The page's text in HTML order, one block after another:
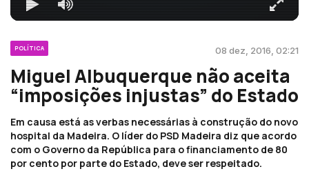
POLÍTICA 08 dez, 2016, 02:21
Miguel Albuquerque não aceita
“imposições injustas” do Estado
Em causa está as verbas necessárias à construção do novo
hospital da Madeira. O líder do PSD Madeira diz que acordo
com o Governo da República para o financiamento de 80
por cento por parte do Estado, deve ser respeitado.